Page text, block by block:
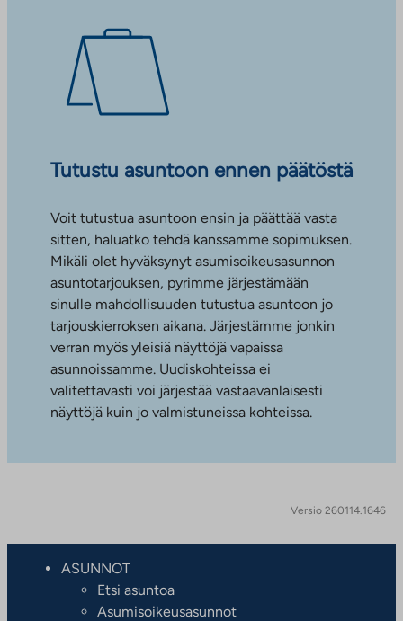
Tutustu asuntoon ennen päätöstä
Voit tutustua asuntoon ensin ja päättää vasta
sitten, haluatko tehdä kanssamme sopimuksen.
Mikäli olet hyväksynyt asumisoikeusasunnon
asuntotarjouksen, pyrimme järjestämään
sinulle mahdollisuuden tutustua asuntoon jo
tarjouskierroksen aikana. Järjestämme jonkin
verran myös yleisiä näyttöjä vapaissa
asunnoissamme. Uudiskohteissa ei
valitettavasti voi järjestää vastaavanlaisesti
näyttöjä kuin jo valmistuneissa kohteissa.
Versio 260114.1646
ASUNNOT
Etsi asuntoa
Asumisoikeusasunnot